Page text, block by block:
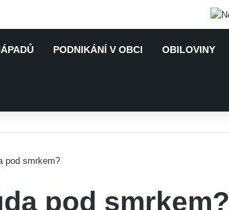
PODNIKÁNÍ V OBCI OBILOVINY
pod smrkem?
pod smrkem?